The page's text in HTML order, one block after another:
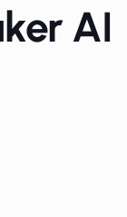
AI